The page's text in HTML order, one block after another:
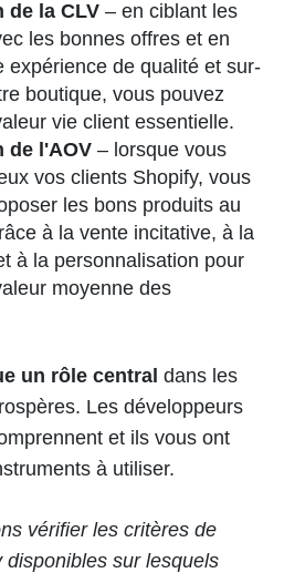
de la CLV – en ciblant les
les bonnes offres et en
expérience de qualité et sur-
boutique, vous pouvez
vie client essentielle.
de l'AOV – lorsque vous
vos clients Shopify, vous
les bons produits au
à la vente incitative, à la
à la personnalisation pour
moyenne des
un rôle central dans les
Les développeurs
et ils vous ont
à utiliser.
vérifier les critères de
sur lesquels